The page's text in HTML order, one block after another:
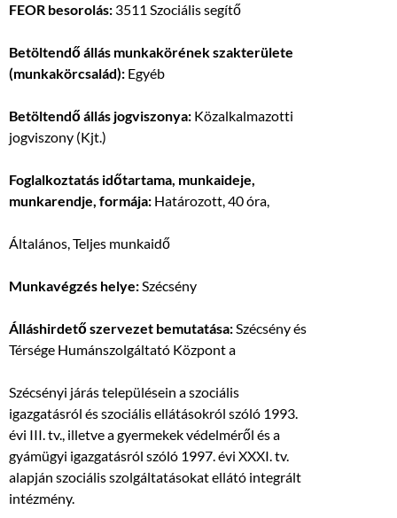
FEOR besorolás: 3511 Szociális segítő
Betöltendő állás munkakörének szakterülete
(munkakörcsalád): Egyéb
Betöltendő állás jogviszonya: Közalkalmazotti
jogviszony (Kjt.)
Foglalkoztatás időtartama, munkaideje,
munkarendje, formája: Határozott, 40 óra,
Általános, Teljes munkaidő
Munkavégzés helye:Szécsény
Álláshirdető szervezet bemutatása:Szécsény és
Térsége Humánszolgáltató Központ a
Szécsényi járás településein a szociális
igazgatásról és szociális ellátásokról szóló 1993.
évi III. tv., illetve a gyermekek védelméről és a
gyámügyi igazgatásról szóló 1997. évi XXXI. tv.
alapján szociális szolgáltatásokat ellátó integrált
intézmény.